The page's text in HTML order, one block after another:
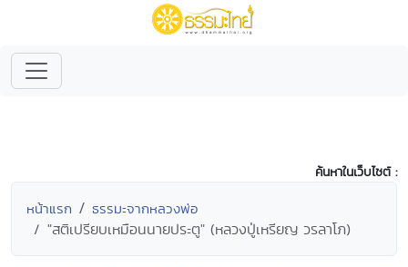
ค้นหาในเว็บไซต์ :
หน้าแรก ธรรมะจากหลวงพ่อ
"สติเปรียบเหมือนนายประตู" (หลวงปู่เหรียญ วรลาโภ)